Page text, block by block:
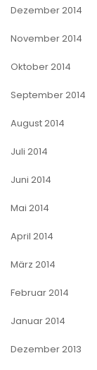
Dezember 2014
November 2014
Oktober 2014
September 2014
August 2014
Juli 2014
Juni 2014
Mai 2014
April 2014
März 2014
Februar 2014
Januar 2014
Dezember 2013